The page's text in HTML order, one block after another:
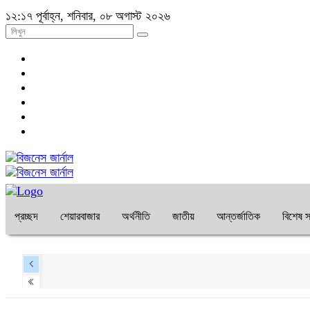
১২:১৭ পূর্বাহ্ন, শনিবার, ০৮ অগাস্ট ২০২৬
প্রচ্ছদ শেয়ারবাজার অর্থনীতি জাতীয় আন্তর্জাতিক বিশেষ